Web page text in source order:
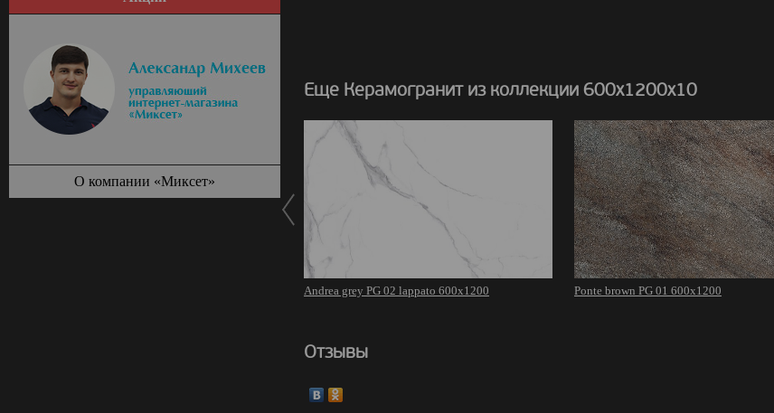
Еще Керамогранит из коллекции 600х1200х10
Andrea grey PG 02 lappato 600х1200 Ponte brown PG 01 600х1200
Отзывы
О компании «Миксет»